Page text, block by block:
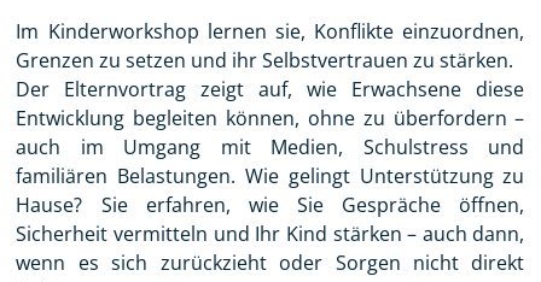
Im Kinderworkshop lernen sie, Konflikte einzuordnen,
Grenzen zu setzen und ihr Selbstvertrauen zu stärken.
Der Elternvortrag zeigt auf, wie Erwachsene diese
Entwicklung begleiten können, ohne zu überfordern –
auch im Umgang mit Medien, Schulstress und
familiären Belastungen. Wie gelingt Unterstützung zu
Hause? Sie erfahren, wie Sie Gespräche öffnen,
Sicherheit vermitteln und Ihr Kind stärken – auch dann,
wenn es sich zurückzieht oder Sorgen nicht direkt